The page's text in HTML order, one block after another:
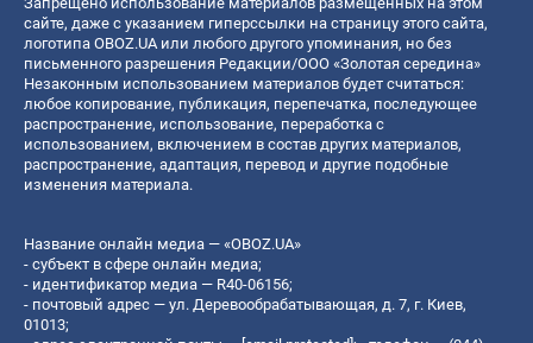
сайте, даже с указанием гиперссылки на страницу этого сайта,
логотипа OBOZ.UA или любого другого упоминания, но без
письменного разрешения Редакции/ООО «Золотая середина»
Незаконным использованием материалов будет считаться:
любое копирование, публикация, перепечатка, последующее
распространение, использование, переработка с
использованием, включением в состав других материалов,
распространение, адаптация, перевод и другие подобные
изменения материала.
Название онлайн медиа — «OBOZ.UA»
- субъект в сфере онлайн медиа;
- идентификатор медиа — R40-06156;
- почтовый адрес — ул. Деревообрабатывающая, д. 7, г. Киев,
01013;